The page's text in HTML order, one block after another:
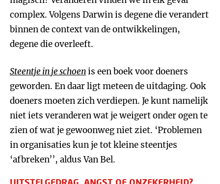
complex. Volgens Darwin is degene die verandert
binnen de context van de ontwikkelingen,
degene die overleeft.
Steentje in je schoenis een boek voor doeners
geworden. En daar ligt meteen de uitdaging. Ook
doeners moeten zich verdiepen. Je kunt namelijk
niet iets veranderen wat je weigert onder ogen te
zien of wat je gewoonweg niet ziet. ‘Problemen
in organisaties kun je tot kleine steentjes
‘afbreken’’, aldus Van Bel.